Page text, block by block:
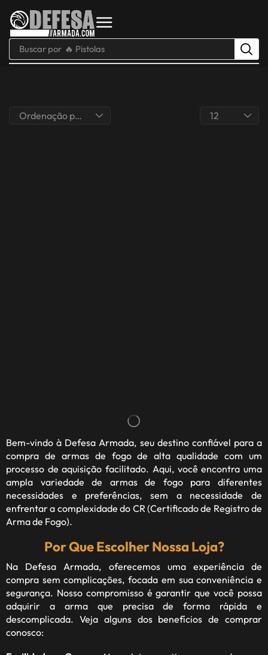
Buscar por 🔥 Pistolas
Bem-vindo à Defesa Armada, seu destino confiável para a
compra de armas de fogo de alta qualidade com um
processo de aquisição facilitado. Aqui, você encontra uma
ampla variedade de armas de fogo para diferentes
necessidades e preferências, sem a necessidade de
enfrentar a complexidade do CR (Certificado de Registro de
Arma de Fogo).
Por Que Escolher Nossa Loja?
Na Defesa Armada, oferecemos uma experiência de
compra sem complicações, focada em sua conveniência e
segurança. Nosso compromisso é garantir que você possa
adquirir a arma que precisa de forma rápida e
descomplicada. Veja alguns dos benefícios de comprar
conosco: